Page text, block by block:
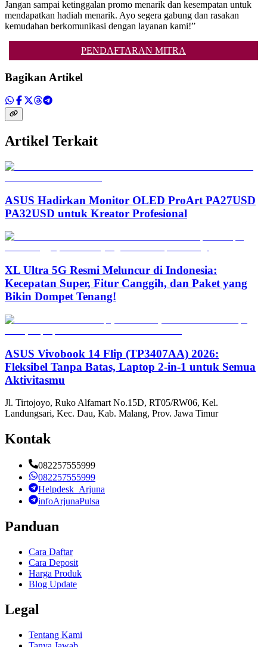
Jangan sampai ketinggalan promo menarik dan kesempatan untuk
mendapatkan hadiah menarik. Ayo segera gabung dan rasakan
kemudahan berkomunikasi dengan layanan kami!”
PENDAFTARAN MITRA
Bagikan Artikel
Artikel Terkait
ASUS Hadirkan Monitor OLED ProArt PA27USD
PA32USD untuk Kreator Profesional
XL Ultra 5G Resmi Meluncur di Indonesia:
Kecepatan Super, Fitur Canggih, dan Paket yang
Bikin Dompet Tenang!
ASUS Vivobook 14 Flip (TP3407AA) 2026:
Fleksibel Tanpa Batas, Laptop 2-in-1 untuk Semua
Aktivitasmu
Jl. Tirtojoyo, Ruko Alfamart No.15D, RT05/RW06, Kel.
Landungsari, Kec. Dau, Kab. Malang, Prov. Jawa Timur
Kontak
082257555999
082257555999
Helpdesk_Arjuna
infoArjunaPulsa
Panduan
Cara Daftar
Cara Deposit
Harga Produk
Blog Update
Legal
Tentang Kami